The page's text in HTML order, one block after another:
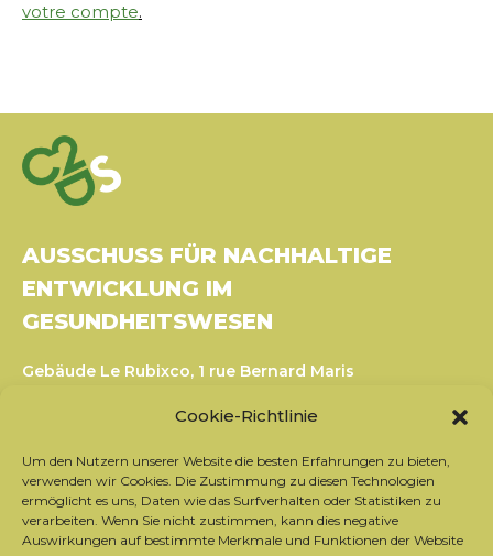
Cookie-Richtlinie
Um den Nutzern unserer Website die besten Erfahrungen zu bieten,
verwenden wir Cookies. Die Zustimmung zu diesen Technologien
ermöglicht es uns, Daten wie das Surfverhalten oder Statistiken zu
verarbeiten. Wenn Sie nicht zustimmen, kann dies negative
Auswirkungen auf bestimmte Merkmale und Funktionen der Website
votre compte.
AUSSCHUSS FÜR NACHHALTIGE
ENTWICKLUNG IM
GESUNDHEITSWESEN
Gebäude Le Rubixco, 1 rue Bernard Maris
Tel.: 06 26 49 36 81 -contact@c2ds.eu
TwitterLinkedIn
Youtube
Sich für den Newsletter anmelden